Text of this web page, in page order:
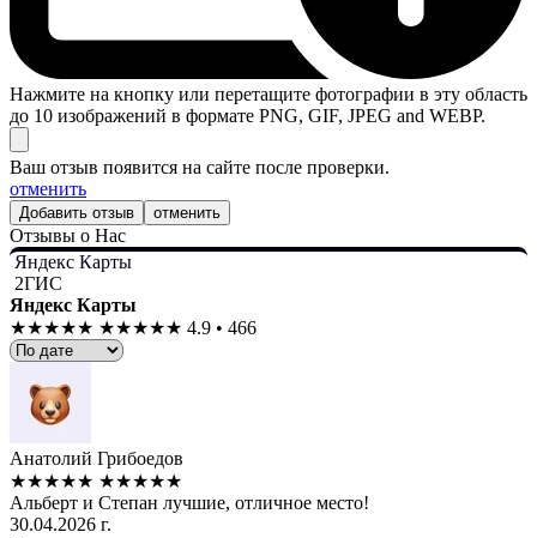
Нажмите на кнопку или перетащите фотографии в эту область
до 10 изображений в формате PNG, GIF, JPEG and WEBP.
Ваш отзыв появится на сайте после проверки.
отменить
отменить
Отзывы о Нас
Яндекс Карты
2ГИС
Яндекс Карты
★★★★★ ★★★★★ 4.9 • 466
Анатолий Грибоедов
★★★★★ ★★★★★
Альберт и Степан лучшие, отличное место!
30.04.2026 г.